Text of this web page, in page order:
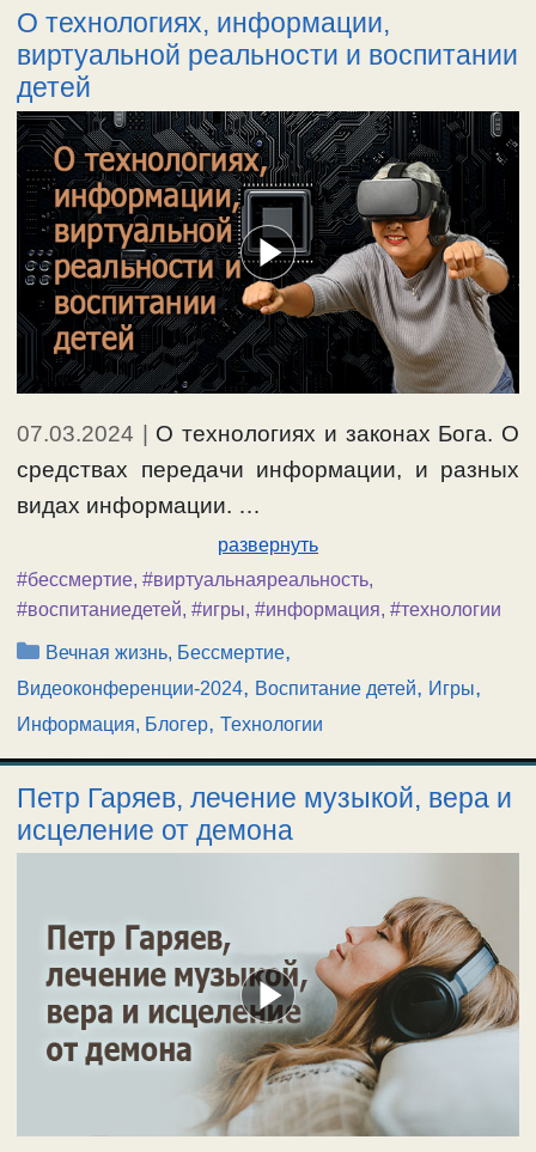
О технологиях, информации,
виртуальной реальности и воспитании
детей
07.03.2024 | О технологиях и законах Бога. О
средствах передачи информации, и разных
видах информации. …
развернуть
#бессмертие, #виртуальнаяреальность,
#воспитаниедетей, #игры, #информация, #технологии
Рубрики
Вечная жизнь, Бессмертие,
Видеоконференции-2024, Воспитание детей, Игры,
Информация, Блогер, Технологии
Петр Гаряев, лечение музыкой, вера и
исцеление от демона